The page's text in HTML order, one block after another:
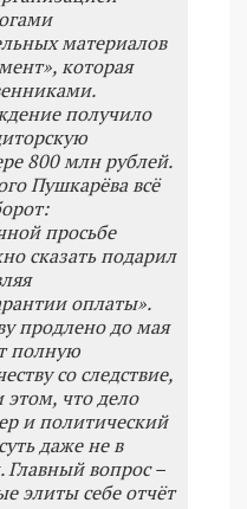
материалов
которая
получило
800 млн рублей.
Пушкарёва всё
просьбе
сказать подарил
оплаты».
продлено до мая
полную
со следствие,
что дело
и политический
даже не в
Главный вопрос –
элиты себе отчёт